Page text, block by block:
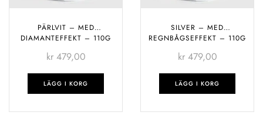
PÄRLVIT – MED
DIAMANTEFFEKT – 110G
kr479,00
LÄGG I KORG
SILVER – MED
REGNBÅGSEFFEKT – 110G
kr479,00
LÄGG I KORG